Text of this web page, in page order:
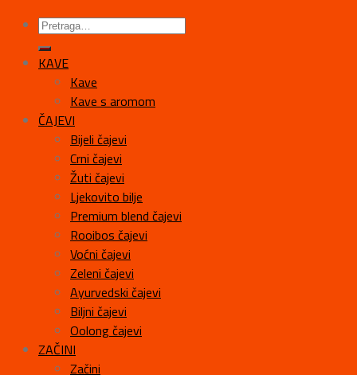
KAVE
Kave
Kave s aromom
ČAJEVI
Bijeli čajevi
Crni čajevi
Žuti čajevi
Ljekovito bilje
Premium blend čajevi
Rooibos čajevi
Voćni čajevi
Zeleni čajevi
Ayurvedski čajevi
Biljni čajevi
Oolong čajevi
ZAČINI
Začini